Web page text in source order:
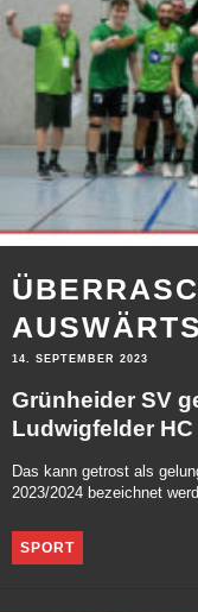
14. SEPTEMBER 2023
Grünheider SV
Ludwigfelder HC
Das kann getrost als
2023/2024 bezeichnet
SPORT